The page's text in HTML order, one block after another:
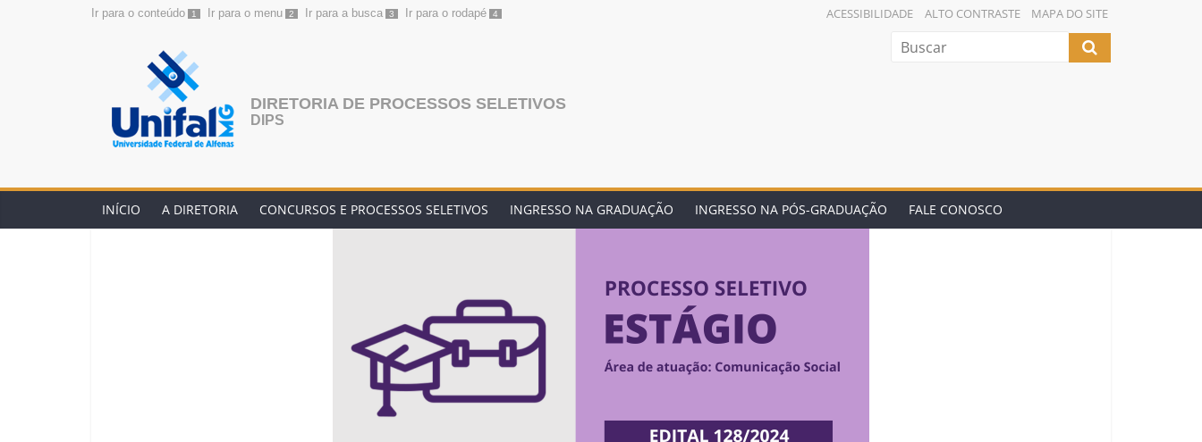
Ir para o conteúdo 1 Ir para o menu 2 Ir para a busca 3 Ir para o rodapé 4 ACESSIBILIDADE ALTO CONTRASTE MAPA DO SITE
DIRETORIA DE PROCESSOS SELETIVOS
DIPS
INÍCIO A DIRETORIA CONCURSOS E PROCESSOS SELETIVOS INGRESSO NA GRADUAÇÃO INGRESSO NA PÓS-GRADUAÇÃO FALE CONOSCO